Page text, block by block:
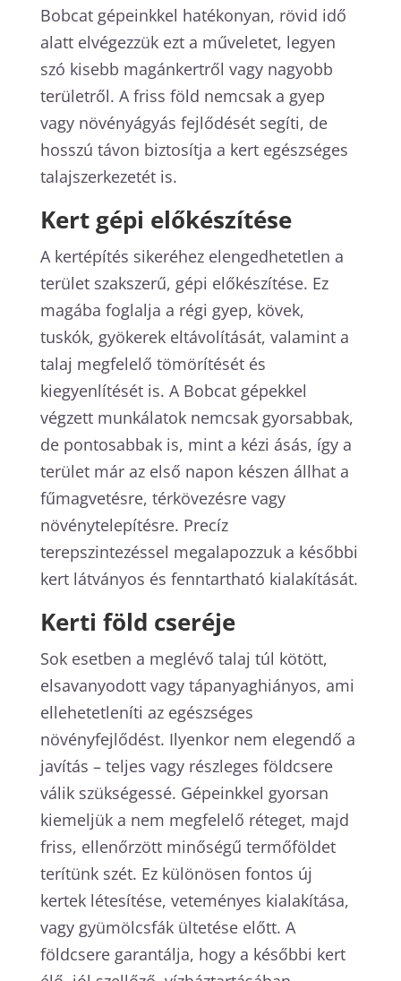
Bobcat gépeinkkel hatékonyan, rövid idő
alatt elvégezzük ezt a műveletet, legyen
szó kisebb magánkertről vagy nagyobb
területről. A friss föld nemcsak a gyep
vagy növényágyás fejlődését segíti, de
hosszú távon biztosítja a kert egészséges
talajszerkezetét is.
Kert gépi előkészítése
A kertépítés sikeréhez elengedhetetlen a
terület szakszerű, gépi előkészítése. Ez
magába foglalja a régi gyep, kövek,
tuskók, gyökerek eltávolítását, valamint a
talaj megfelelő tömörítését és
kiegyenlítését is. A Bobcat gépekkel
végzett munkálatok nemcsak gyorsabbak,
de pontosabbak is, mint a kézi ásás, így a
terület már az első napon készen állhat a
fűmagvetésre, térkövezésre vagy
növénytelepítésre. Precíz
terepszintezéssel megalapozzuk a későbbi
kert látványos és fenntartható kialakítását.
Kerti föld cseréje
Sok esetben a meglévő talaj túl kötött,
elsavanyodott vagy tápanyaghiányos, ami
ellehetetleníti az egészséges
növényfejlődést. Ilyenkor nem elegendő a
javítás – teljes vagy részleges földcsere
válik szükségessé. Gépeinkkel gyorsan
kiemeljük a nem megfelelő réteget, majd
friss, ellenőrzött minőségű termőföldet
terítünk szét. Ez különösen fontos új
kertek létesítése, veteményes kialakítása,
vagy gyümölcsfák ültetése előtt. A
földcsere garantálja, hogy a későbbi kert